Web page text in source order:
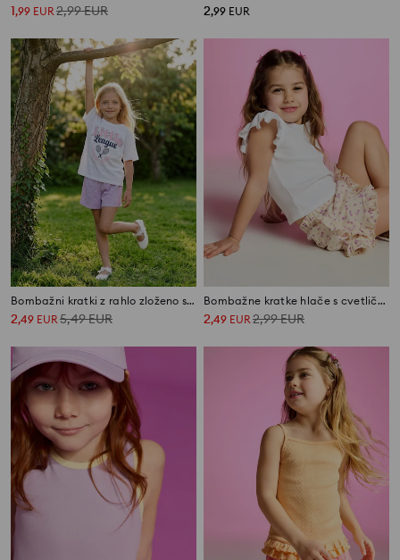
1,99 EUR2,99EUR 2,99 EUR
Bombažni kratki z rahlo zloženo strukturo
2,49 EUR 5,49EUR
Bombažne kratke hlače s cvetličnim motivom
2,49 EUR 2,99EUR